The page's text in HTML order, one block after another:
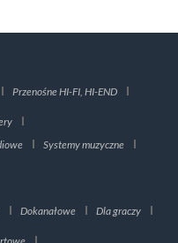
Przenośne HI-FI, HI-END
Systemy muzyczne
Dokanałowe Dla graczy